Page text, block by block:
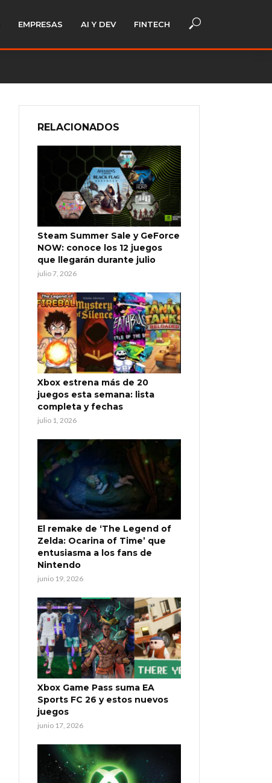
EMPRESAS AI Y DEV FINTECH
RELACIONADOS
Steam Summer Sale y GeForce
NOW: conoce los 12 juegos
que llegarán durante julio
julio 7, 2026
Xbox estrena más de 20
juegos esta semana: lista
completa y fechas
julio 1, 2026
El remake de ‘The Legend of
Zelda: Ocarina of Time’ que
entusiasma a los fans de
Nintendo
junio 19, 2026
Xbox Game Pass suma EA
Sports FC 26 y estos nuevos
juegos
junio 17, 2026